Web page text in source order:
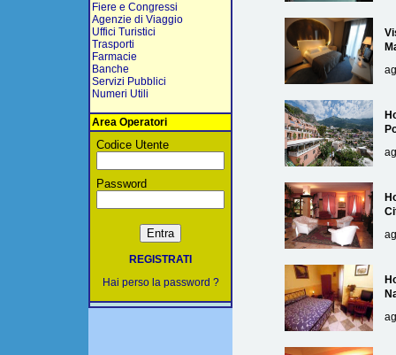
Fiere e Congressi
Agenzie di Viaggio
Uffici Turistici
Trasporti
Farmacie
Banche
Servizi Pubblici
Numeri Utili
Area Operatori
Codice Utente
Password
REGISTRATI
Hai perso la password ?